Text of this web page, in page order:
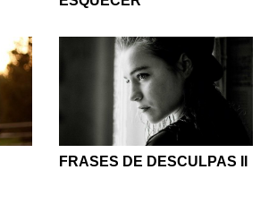
FRASES DE DESCULPAS II